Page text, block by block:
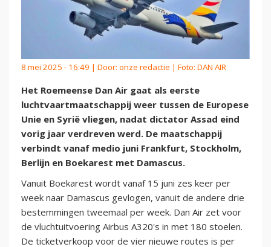
8 mei 2025 - 16:49 | Door: onze redactie | Foto: DAN AIR
Het Roemeense Dan Air gaat als eerste
luchtvaartmaatschappij weer tussen de Europese
Unie en Syrië vliegen, nadat dictator Assad eind
vorig jaar verdreven werd. De maatschappij
verbindt vanaf medio juni Frankfurt, Stockholm,
Berlijn en Boekarest met Damascus.
Vanuit Boekarest wordt vanaf 15 juni zes keer per
week naar Damascus gevlogen, vanuit de andere drie
bestemmingen tweemaal per week. Dan Air zet voor
de vluchtuitvoering Airbus A320's in met 180 stoelen.
De ticketverkoop voor de vier nieuwe routes is per